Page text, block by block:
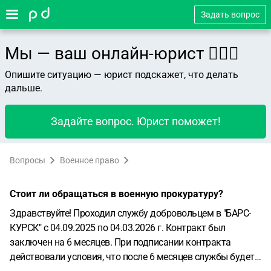
Задать вопрос
Мы — ваш онлайн-юрист 👨🏻‍⚖️
Опишите ситуацию — юрист подскажет, что делать
дальше.
Задайте вопрос. Юрист поможет!
Вопросы Военное право
Стоит ли обращаться в военную прокуратуру?
Здравствуйте! Проходил службу добровольцем в "БАРС-
КУРСК" с 04.09.2025 по 04.03.2026 г. Контракт был
заключен на 6 месяцев. При подписании контракта
действовали условия, что после 6 месяцев службы будет